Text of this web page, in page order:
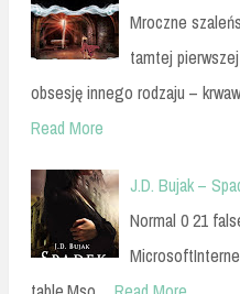
Mroczne
tamtej
obsesję innego rodzaju –
Read More
J.D. Bujak –
Normal 0 21